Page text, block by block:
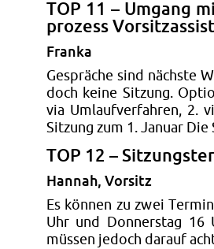
TOP 11 – Um­gang
pro­zess
Fran­ka
Ge­sprä­che sind nächs­te
doch keine Sit­zung.
via Um­lauf­ver­fah­ren, 2.
Sit­zung zum 1. Ja­nu­ar
TOP 12 –
Han­nah, Vor­sitz
Es kön­nen zu zwei
Uhr und Don­ners­tag
müs­sen je­doch dar­auf